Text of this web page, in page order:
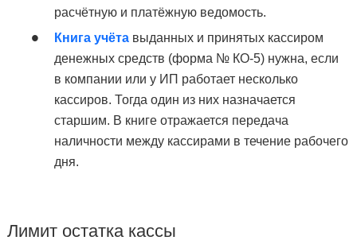
расчётную и платёжную ведомость.
Книга учётавыданных и принятых кассиром
денежных средств (форма № КО-5) нужна, если
в компании или у ИП работает несколько
кассиров. Тогда один из них назначается
старшим. В книге отражается передача
наличности между кассирами в течение рабочего
дня.
Лимит остатка кассы